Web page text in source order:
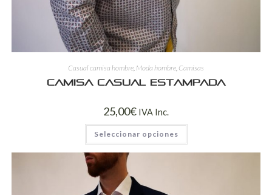
Casual camisa hombre, Moda hombre, Camisas
Camisa casual estampada
25,00€ IVA Inc.
Seleccionar opciones